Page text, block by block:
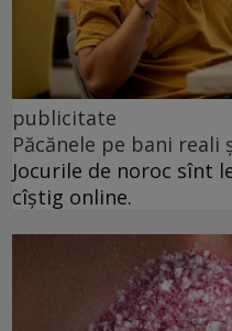
publicitate
Păcănele pe bani reali
Jocurile de noroc sînt
cîștig online.